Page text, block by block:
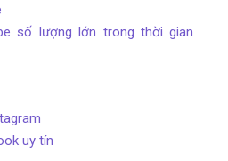
số lượng lớn trong thời gian
uy tín